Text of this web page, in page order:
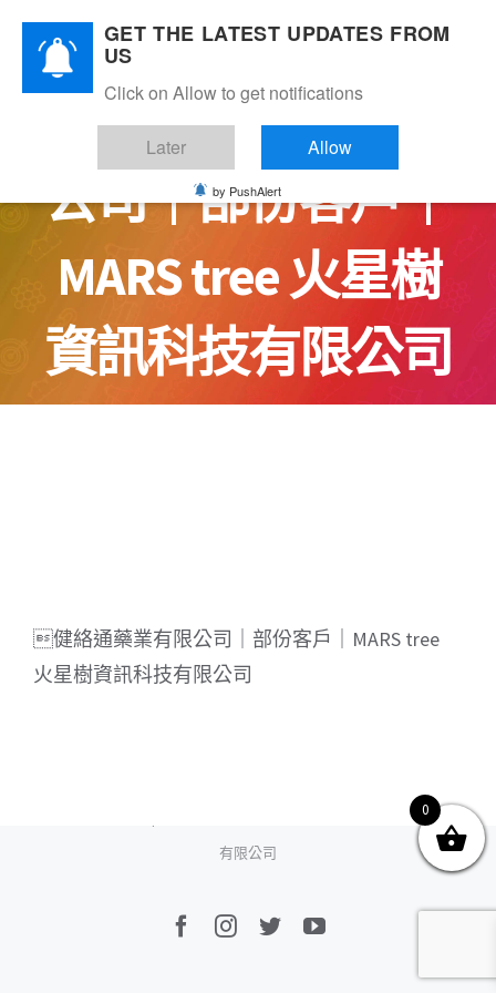
Skip
content
健絡通藥業有限
公司｜部份客戶｜
MARS tree 火星樹
資訊科技有限公司
健絡通藥業有限公司｜部份客戶｜MARS tree
火星樹資訊科技有限公司
關於我們 產品服務 文章分享
成功案例
聯繫我們
2026 | All Rights Reserved by MARS tree 火星樹資訊科技
有限公司
Facebook
Instagram
TwitterYouTube
0
GET THE LATEST UPDATES FROM
US
Click on Allow to get notifications
Later Allow
by PushAlert